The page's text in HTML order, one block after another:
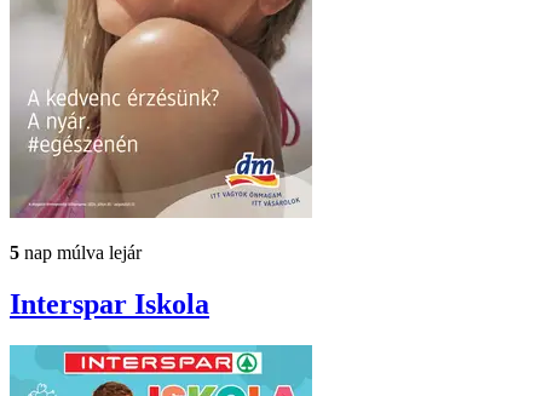
5 nap múlva lejár
Interspar Iskola